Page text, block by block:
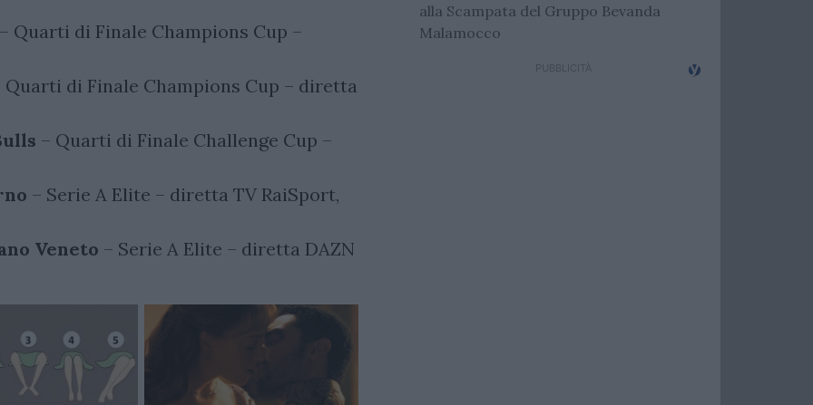
– Quarti di Finale Champions Cup –
Quarti di Finale Champions Cup – diretta
– Quarti di Finale Challenge Cup –
– Serie A Elite – diretta TV RaiSport,
Veneto – Serie A Elite – diretta DAZN
alla Scampata del Gruppo Bevanda
Malamocco